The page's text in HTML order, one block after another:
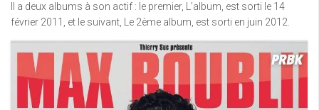
Il a deux albums à son actif : le premier, L’album, est sorti le 14
février 2011, et le suivant, Le 2ème album, est sorti en juin 2012.